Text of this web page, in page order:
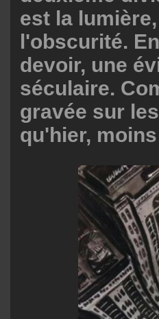
est la
l'obscurité.
devoir, une
séculaire.
gravée sur
qu'hier,